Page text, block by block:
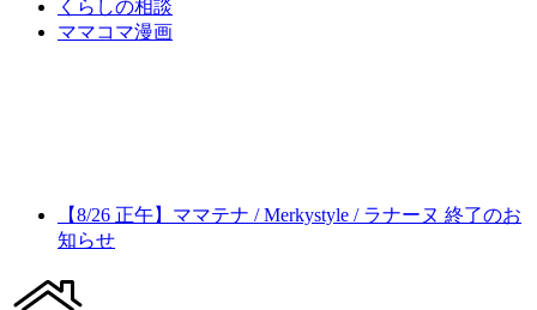
くらしの相談
ママコマ漫画
【8/26 正午】ママテナ / Merkystyle / ラナーヌ 終了のお
知らせ